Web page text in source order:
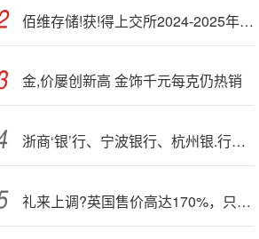
佰维存储!获!得上交所2024-2025年度信息披露A级评价
金,价屡创新高 金饰千元每克仍热销
浙商‘银’行、宁波银行、杭州银.行：谁是上半年“浙系一哥”？
礼来上调?英国售价高达170%，只因特朗普抱怨“伦敦减肥药比美国便宜的多”